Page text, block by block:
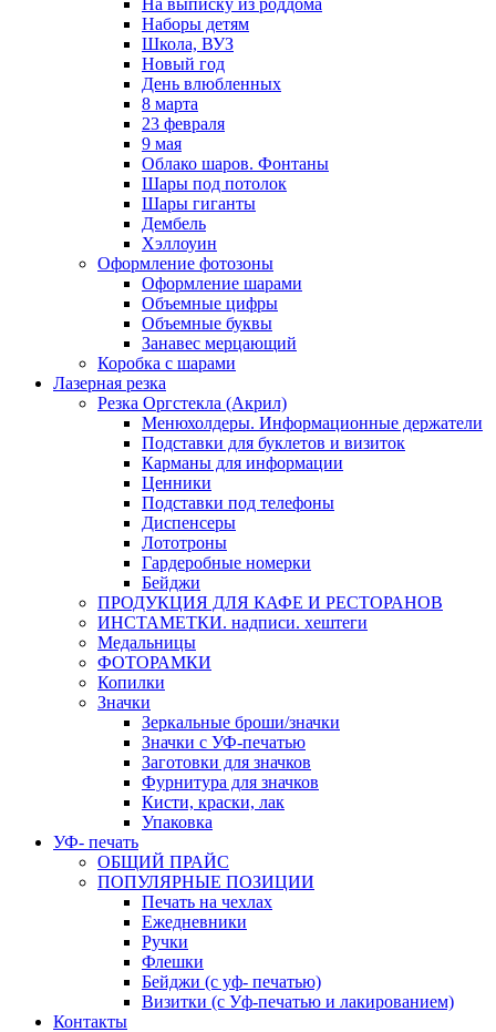
На выписку из роддома
Наборы детям
Школа, ВУЗ
Новый год
День влюбленных
8 марта
23 февраля
9 мая
Облако шаров. Фонтаны
Шары под потолок
Шары гиганты
Дембель
Хэллоуин
Оформление фотозоны
Оформление шарами
Объемные цифры
Объемные буквы
Занавес мерцающий
Коробка с шарами
Лазерная резка
Резка Оргстекла (Акрил)
Менюхолдеры. Информационные держатели
Подставки для буклетов и визиток
Карманы для информации
Ценники
Подставки под телефоны
Диспенсеры
Лототроны
Гардеробные номерки
Бейджи
ПРОДУКЦИЯ ДЛЯ КАФЕ И РЕСТОРАНОВ
ИНСТАМЕТКИ. надписи. хештеги
Медальницы
ФОТОРАМКИ
Копилки
Значки
Зеркальные броши/значки
Значки с УФ-печатью
Заготовки для значков
Фурнитура для значков
Кисти, краски, лак
Упаковка
УФ- печать
ОБЩИЙ ПРАЙС
ПОПУЛЯРНЫЕ ПОЗИЦИИ
Печать на чехлах
Ежедневники
Ручки
Флешки
Бейджи (с уф- печатью)
Визитки (с Уф-печатью и лакированием)
Контакты